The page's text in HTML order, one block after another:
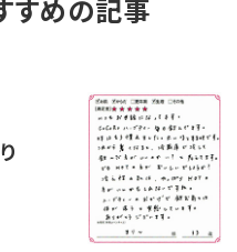
すめの記事